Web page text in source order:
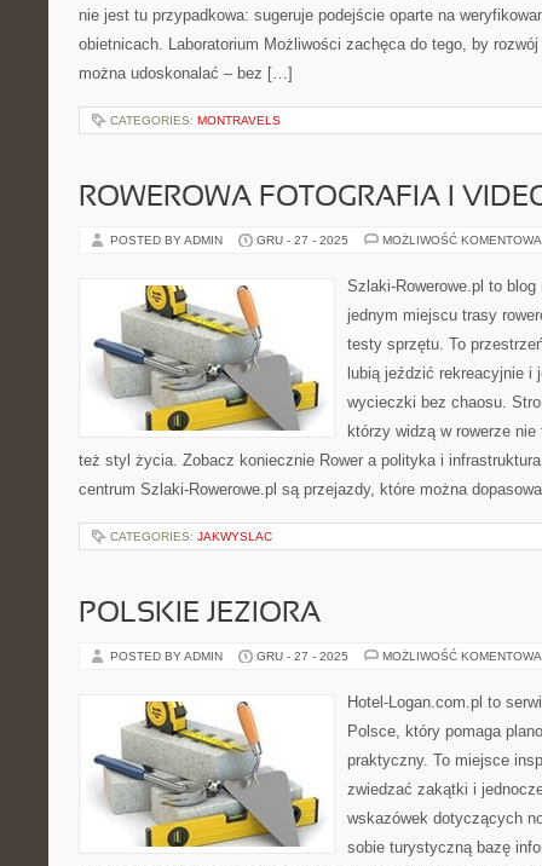
nie jest tu przypadkowa: sugeruje podejście oparte na
obietnicach. Laboratorium Możliwości zachęca do tego, by
można udoskonalać – bez […]
CATEGORIES: MONTRAVELS
ROWEROWA FOTOGRAFIA I
POSTED BY ADMIN GRU - 27 - 2025 MOŻLIWOŚĆ
Szlaki-Rowerowe.pl to blog
jednym miejscu trasy
testy sprzętu. To
lubią jeździć rekreacyjnie i
wycieczki bez chaosu.
którzy widzą w rowerze
też styl życia. Zobacz koniecznie Rower a polityka i
centrum Szlaki-Rowerowe.pl są przejazdy, które można
CATEGORIES: JAKWYSLAC
POLSKIE JEZIORA
POSTED BY ADMIN GRU - 27 - 2025 MOŻLIWOŚĆ
Hotel-Logan.com.pl to
Polsce, który pomaga
praktyczny. To miejsce
zwiedzać zakątki i
wskazówek dotyczących
sobie turystyczną bazę